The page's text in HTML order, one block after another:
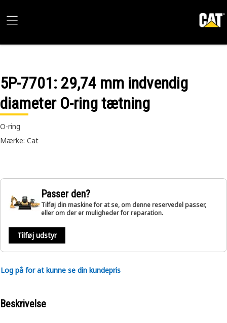
5P-7701: 29,74 mm indvendig
diameter O-ring tætning
O-ring
Mærke: Cat
Passer den?
Tilføj din maskine for at se, om denne reservedel passer,
eller om der er muligheder for reparation.
Tilføj udstyr
Log på for at kunne se din kundepris
Beskrivelse